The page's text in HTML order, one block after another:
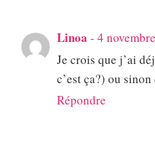
Linoa - 4
Je crois que j’ai
c’est ça?) ou
Répondre